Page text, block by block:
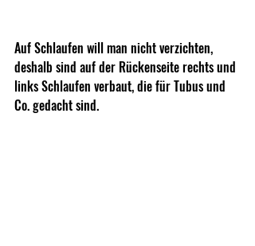
Auf Schlaufen will man nicht verzichten,
deshalb sind auf der Rückenseite rechts und
links Schlaufen verbaut, die für Tubus und
Co. gedacht sind.